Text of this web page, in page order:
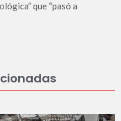
que “pasó a